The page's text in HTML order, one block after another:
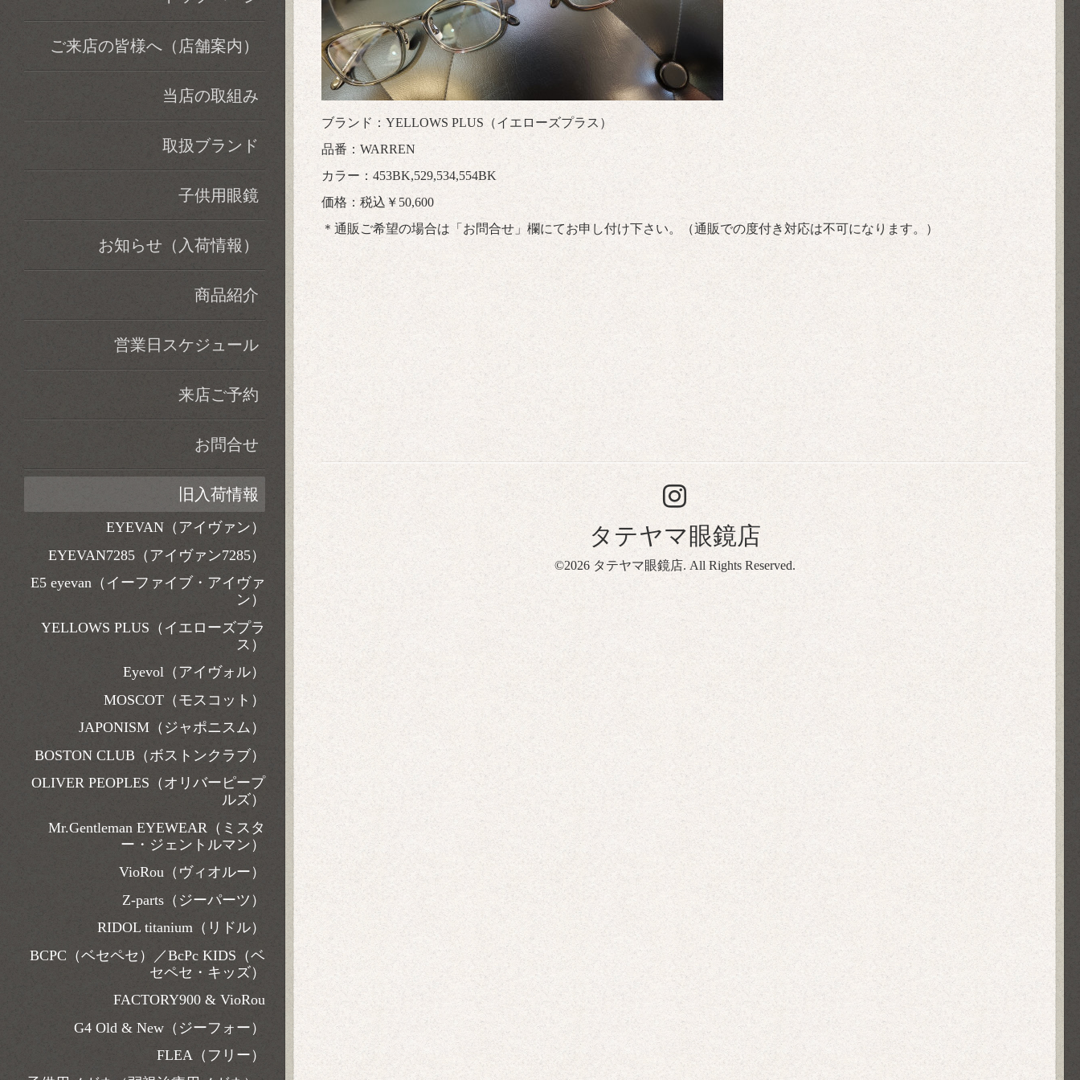
ブランド：YELLOWS PLUS（イエローズプラス）
品番：WARREN
カラー：453BK,529,534,554BK
価格：税込￥50,600
＊通販ご希望の場合は「 お問合せ 」欄にてお申し付け下さい。（通販での度付き対応は不可になります。）
タテヤマ眼鏡店
©2026 タテヤマ眼鏡店. All Rights Reserved.
ご来店の皆様へ（店舗案内）
当店の取組み
取扱ブランド
子供用眼鏡
お知らせ（入荷情報）
商品紹介
営業日スケジュール
来店ご予約
お問合せ
旧入荷情報
EYEVAN（アイヴァン）
EYEVAN7285（アイヴァン7285）
E5 eyevan（イーファイブ・アイヴァ
ン）
YELLOWS PLUS（イエローズプラ
ス）
Eyevol（アイヴォル）
MOSCOT（モスコット）
JAPONISM（ジャポニスム）
BOSTON CLUB（ボストンクラブ）
OLIVER PEOPLES（オリバーピープ
ルズ）
Mr.Gentleman EYEWEAR（ミスタ
ー・ジェントルマン）
VioRou（ヴィオルー）
Z-parts（ジーパーツ）
RIDOL titanium（リドル）
BCPC（ベセペセ）／BcPc KIDS（ベ
セペセ・キッズ）
FACTORY900 & VioRou
G4 Old & New（ジーフォー）
FLEA（フリー）